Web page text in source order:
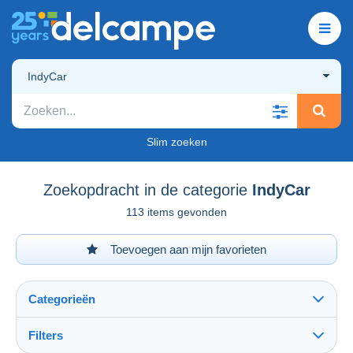
IndyCar
Slim zoeken
Zoekopdracht in de categorie IndyCar
113 items gevonden
Toevoegen aan mijn favorieten
Categorieën
Filters